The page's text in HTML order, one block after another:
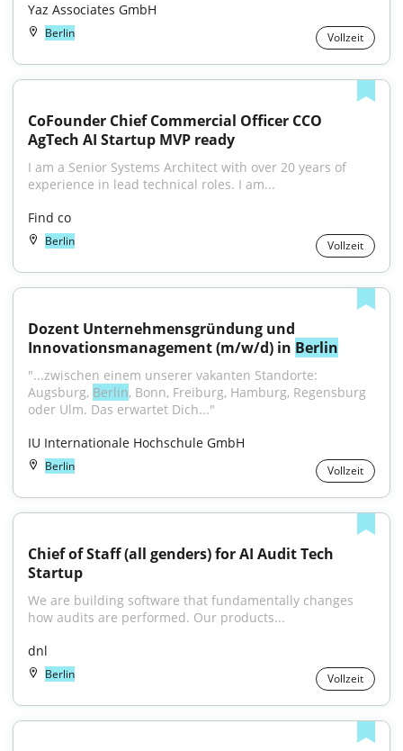
Yaz Associates GmbH
Berlin Vollzeit
CoFounder Chief Commercial Officer CCO
AgTech AI Startup MVP ready
I am a Senior Systems Architect with over 20 years of
experience in lead technical roles. I am...
Find co
Berlin Vollzeit
Dozent Unternehmensgründung und
Innovationsmanagement (m/w/d) in Berlin
"...zwischen einem unserer vakanten Standorte:
Augsburg, Berlin, Bonn, Freiburg, Hamburg, Regensburg
oder Ulm. Das erwartet Dich..."
IU Internationale Hochschule GmbH
Berlin Vollzeit
Chief of Staff (all genders) for AI Audit Tech
Startup
We are building software that fundamentally changes
how audits are performed. Our products...
dnl
Berlin Vollzeit